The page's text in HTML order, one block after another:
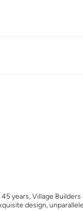
years, Village
design,